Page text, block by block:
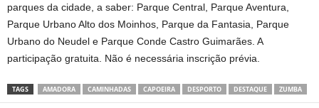
parques da cidade, a saber: Parque Central, Parque Aventura,
Parque Urbano Alto dos Moinhos, Parque da Fantasia, Parque
Urbano do Neudel e Parque Conde Castro Guimarães. A
participação gratuita. Não é necessária inscrição prévia.
TAGS AMADORA CAMINHADAS CAPOEIRA DESPORTO DESTAQUE ZUMBA